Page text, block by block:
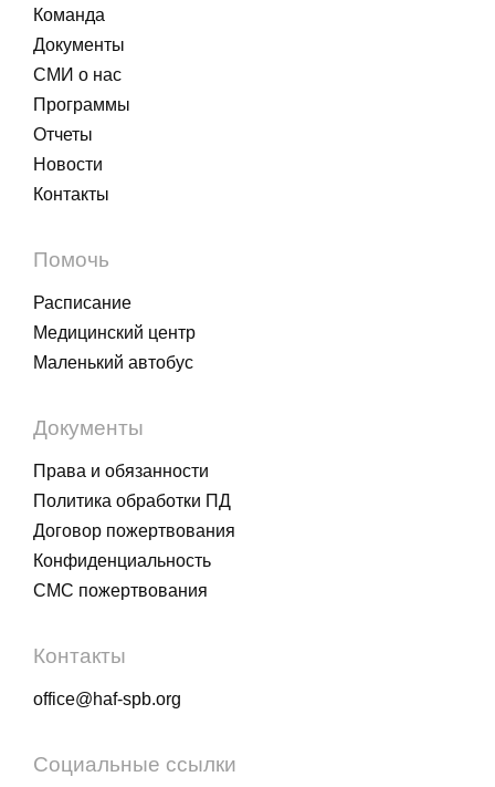
Команда
Документы
СМИ о нас
Программы
Отчеты
Новости
Контакты
Помочь
Расписание
Медицинский центр
Маленький автобус
Документы
Права и обязанности
Политика обработки ПД
Договор пожертвования
Конфиденциальность
СМС пожертвования
Контакты
office@haf-spb.org
Социальные ссылки